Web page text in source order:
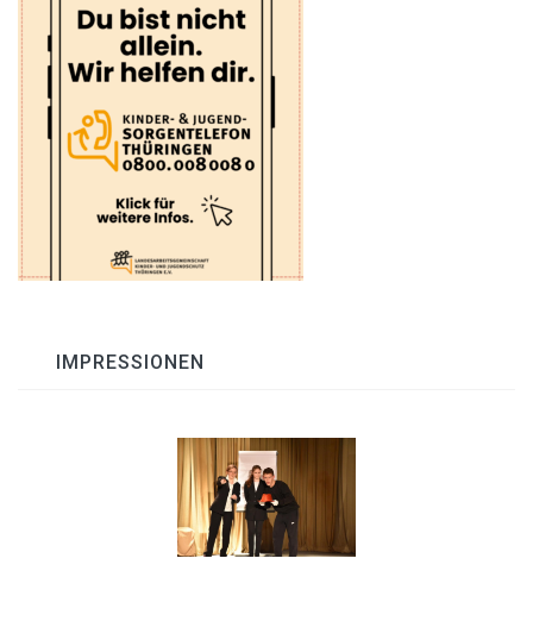
IMPRESSIONEN